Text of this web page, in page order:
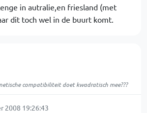
in autralie,en friesland (met
dit toch wel in de buurt komt.
compatibiliteit doet kwadratisch mee???
2008 19:26:43